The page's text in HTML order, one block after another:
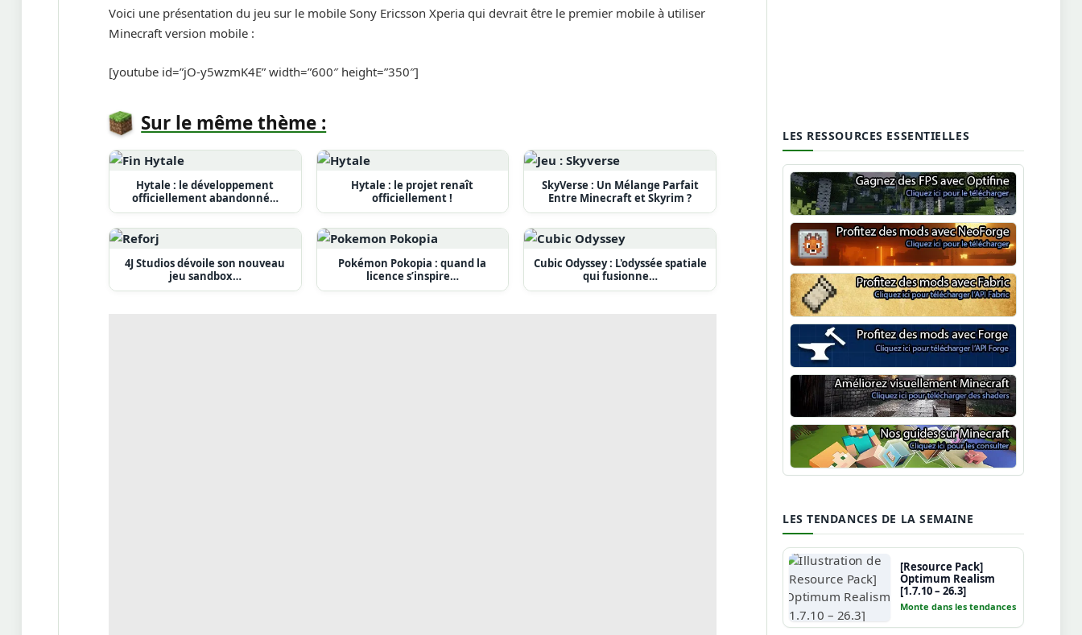
Voici une présentation du jeu sur le mobile Sony Ericsson Xperia qui devrait être le premier mobile à utiliser
Minecraft version mobile :
[youtube id=”jO-y5wzmK4E” width=”600″ height=”350″]
Sur le même thème :
Hytale : le développement
officiellement abandonné…
Hytale : le projet renaît
officiellement !
SkyVerse : Un Mélange Parfait
Entre Minecraft et Skyrim ?
4J Studios dévoile son nouveau
jeu sandbox…
Pokémon Pokopia : quand la
licence s’inspire…
Cubic Odyssey : L'odyssée spatiale
qui fusionne…
LES RESSOURCES ESSENTIELLES
Optifine
NeoForge
Minecraft Fabric
Minecraft Forge
Shaders Minecraft
Guide Minecraft
LES TENDANCES DE LA SEMAINE
[Resource Pack]
Optimum Realism
[1.7.10 – 26.3]
Monte dans les tendances